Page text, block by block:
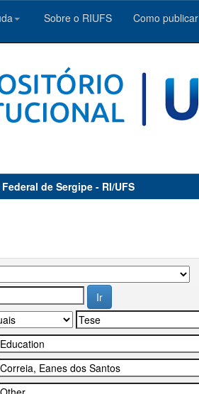
Sobre o RIUFS Como publicar
de Sergipe - RI/UFS